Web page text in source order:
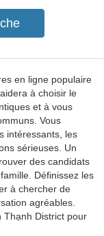
en ligne populaire
à choisir le
et à vous
Vous
intéressants, les
sérieuses. Un
des candidats
Définissez les
à chercher de
agréables.
Thạnh District pour